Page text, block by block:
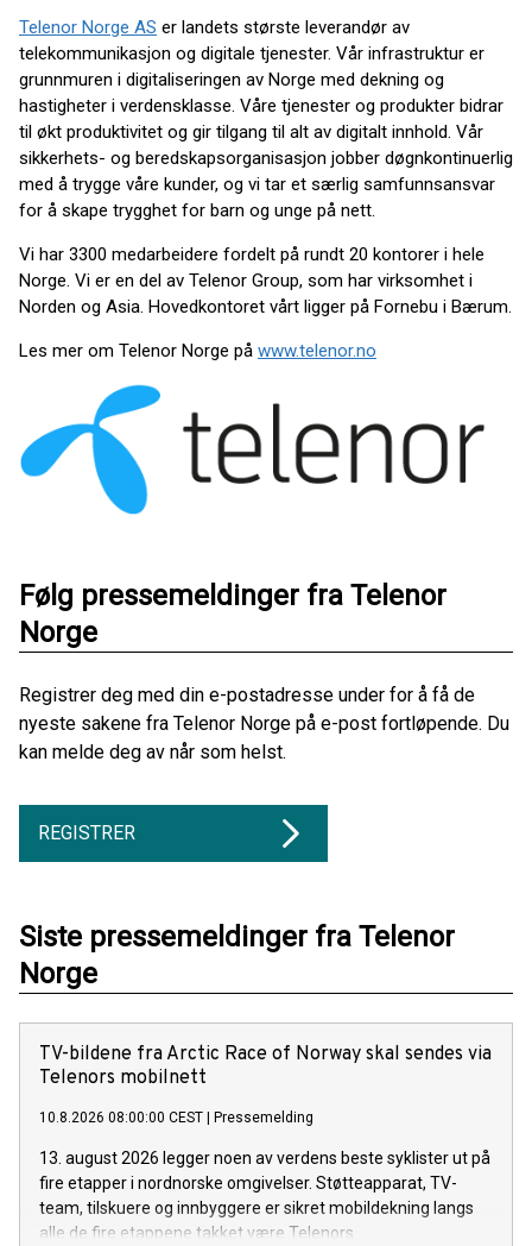
Telenor Norge AS er landets største leverandør av
telekommunikasjon og digitale tjenester. Vår infrastruktur er
grunnmuren i digitaliseringen av Norge med dekning og
hastigheter i verdensklasse. Våre tjenester og produkter bidrar
til økt produktivitet og gir tilgang til alt av digitalt innhold. Vår
sikkerhets- og beredskapsorganisasjon jobber døgnkontinuerlig
med å trygge våre kunder, og vi tar et særlig samfunnsansvar
for å skape trygghet for barn og unge på nett.
Vi har 3300 medarbeidere fordelt på rundt 20 kontorer i hele
Norge. Vi er en del av Telenor Group, som har virksomhet i
Norden og Asia. Hovedkontoret vårt ligger på Fornebu i Bærum.
Les mer om Telenor Norge på www.telenor.no
Følg pressemeldinger fra Telenor
Norge
Registrer deg med din e-postadresse under for å få de
nyeste sakene fra Telenor Norge på e-post fortløpende. Du
kan melde deg av når som helst.
REGISTRER
Siste pressemeldinger fra Telenor
Norge
TV-bildene fra Arctic Race of Norway skal sendes via
Telenors mobilnett
10.8.2026 08:00:00 CEST Pressemelding
13. august 2026 legger noen av verdens beste syklister ut på
fire etapper i nordnorske omgivelser. Støtteapparat, TV-
team, tilskuere og innbyggere er sikret mobildekning langs
alle de fire etappene takket være Telenors